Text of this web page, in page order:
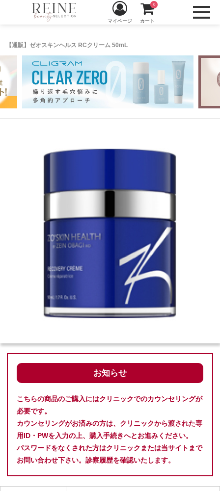
【通販】ゼオスキンヘルス RCクリーム 50mL
マイページ カート
0
お知らせ
こちらの商品のご購入にはクリニックでのカウンセリングが
必要です。
カウンセリングがお済みの方は、クリニックから渡された専
用ID・PWを入力の上、購入手続きへとお進みください。
パスワードをなくされた方はクリニックまたは当サイトまで
お問い合わせ下さい。診察履歴を確認いたします。